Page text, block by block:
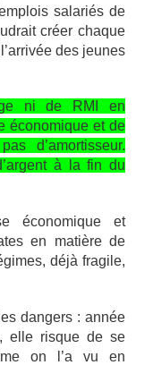
salariés de
créer chaque
des jeunes
ni de RMI en
économique et de
d’amortisseur.
à la fin du
économique et
en matière de
déjà fragile,
dangers : année
elle risque de se
on l’a vu en